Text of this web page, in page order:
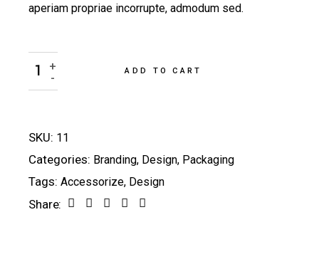
aperiam propriae incorrupte, admodum sed.
Blouse quantity
-
+ ADD TO CART
SKU: 11
Categories: Branding, Design, Packaging
Tags: Accessorize, Design
Share: